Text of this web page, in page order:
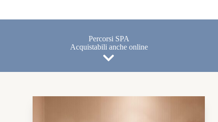
Percorsi SPA
Acquistabili anche online